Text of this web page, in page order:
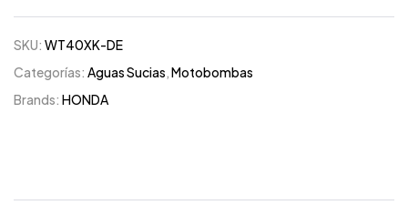
SKU: WT40XK-DE
Categorías: Aguas Sucias,Motobombas
Brands: HONDA